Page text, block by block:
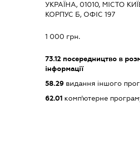
УКРАЇНА, 01010, МІСТО
КОРПУС Б, ОФІС 197
1 000 грн.
73.12посередництво в
інформації
58.29видання іншого
62.01комп'ютерне